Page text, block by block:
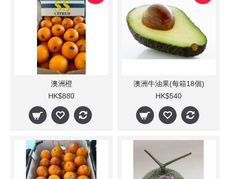
澳洲橙
HK$880
澳洲牛油果(每箱18個)
HK$540